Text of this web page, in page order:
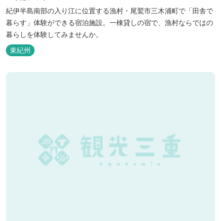
紀伊半島南部の入り江に位置する漁村・尾鷲市三木浦町で「田舎で
暮らす」体験ができる宿泊施設。一棟貸しの宿で、漁村ならではの
暮らしを体験してみませんか。
東紀州